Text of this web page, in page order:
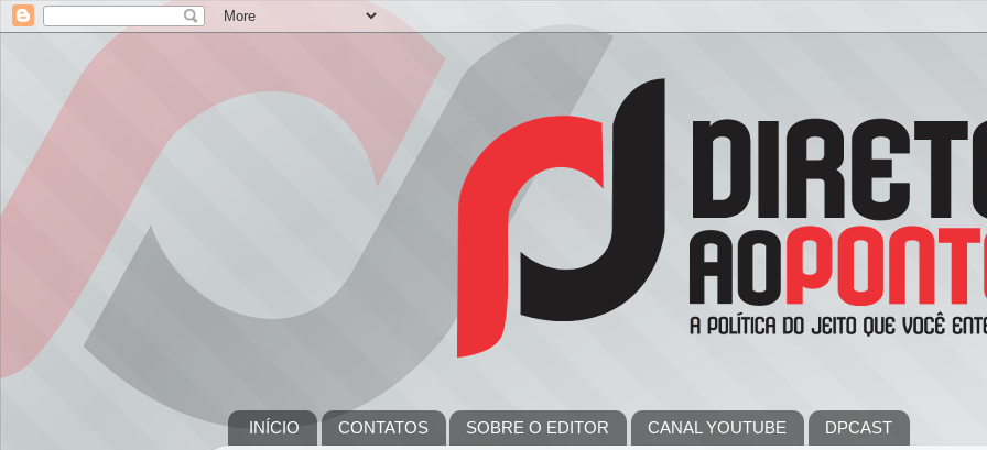
INÍCIO CONTATOS SOBRE O EDITOR CANAL YOUTUBE DPCAST